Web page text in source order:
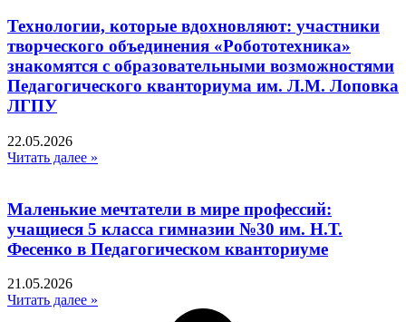
Технологии, которые вдохновляют: участники
творческого объединения «Робототехника»
знакомятся с образовательными возможностями
Педагогического кванториума им. Л.М. Лоповка
ЛГПУ
22.05.2026
Читать далее »
Маленькие мечтатели в мире профессий:
учащиеся 5 класса гимназии №30 им. Н.Т.
Фесенко в Педагогическом кванториуме
21.05.2026
Читать далее »